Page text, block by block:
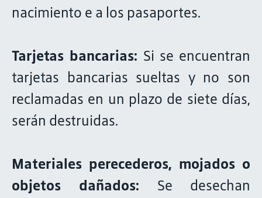
nacimiento e a los pasaportes.
Tarjetas bancarias: Si se encuentran
tarjetas bancarias sueltas y no son
reclamadas en un plazo de siete días,
serán destruidas.
Materiales perecederos, mojados o
objetos dañados: Se desechan